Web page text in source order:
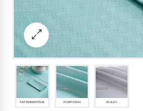
FAIT MAIN EN ITALIE 01 VERT D'EAU 02 LILAS